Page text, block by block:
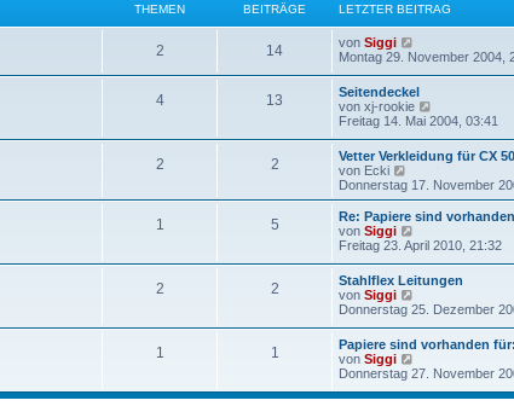
THEMEN BEITRÄGE LETZTER BEITRAG
2 14 von Siggi
e
e
s
t
e
r
B
i
t
r
g
Montag 29. November 2004,
4 13
Seitendeckel
von xj-rookie
e
s
t
e
r
B
i
t
r
g
Freitag 14. Mai 2004, 03:41
2 2
Vetter Verkleidung für CX
von Ecki
e
u
e
s
t
e
r
B
e
i
t
r
a
g
Donnerstag 17. November
1 5
Re: Papiere sind
von Siggi
e
e
s
t
e
r
B
i
t
r
Freitag 23. April 2010, 21:32
2 2
Stahlflex Leitungen
von Siggi
e
e
s
t
e
r
Donnerstag 25. Dezember
1 1
Papiere sind vorhanden für:
von Siggi
e
e
Donnerstag 27. November